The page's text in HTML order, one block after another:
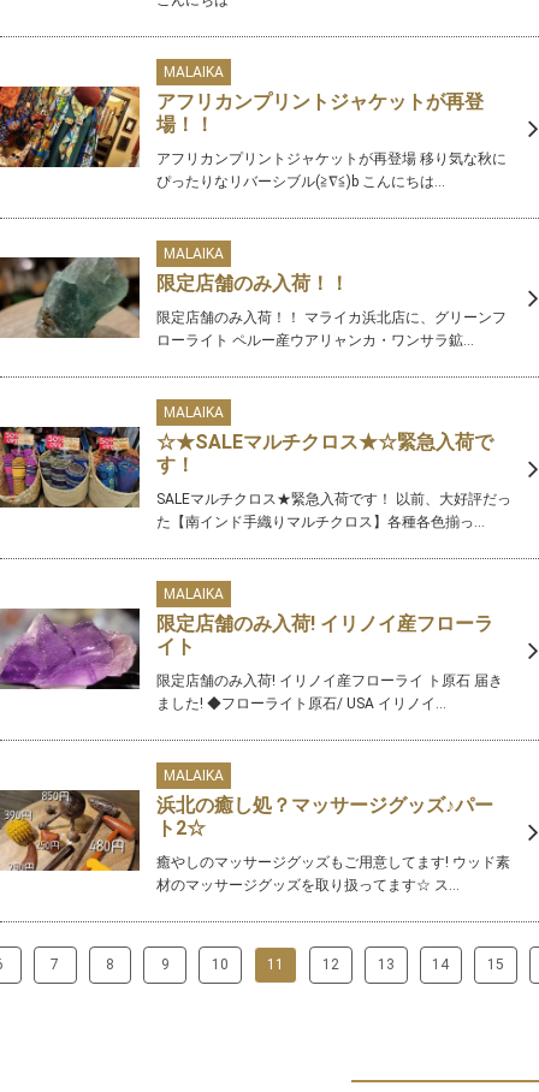
MALAIKA
アフリカンプリントジャケットが再登
場！！
アフリカンプリントジャケットが再登場 移り気な秋に
ぴったりなリバーシブル(≧∇≦)b こんにちは...
MALAIKA
限定店舗のみ入荷！！
限定店舗のみ入荷！！ マライカ浜北店に、グリーンフ
ローライト ペルー産ウアリャンカ・ワンサラ鉱...
MALAIKA
☆★SALEマルチクロス★☆緊急入荷で
す！
SALEマルチクロス★緊急入荷です！ 以前、大好評だっ
た【南インド手織りマルチクロス】各種各色揃っ...
MALAIKA
限定店舗のみ入荷! イリノイ産フローラ
イト
限定店舗のみ入荷! イリノイ産フローライ ト原石 届き
ました! ◆フローライト原石/ USA イリノイ...
MALAIKA
浜北の癒し処？マッサージグッズ♪パー
ト2☆
癒やしのマッサージグッズもご用意してます! ウッド素
材のマッサージグッズを取り扱ってます☆ ス...
7 8 9 10 11 12 13 14 15